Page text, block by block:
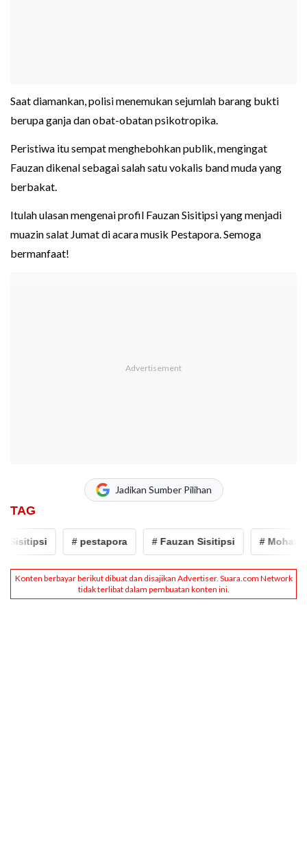
Saat diamankan, polisi menemukan sejumlah barang bukti
berupa ganja dan obat-obatan psikotropika.
Peristiwa itu sempat menghebohkan publik, mengingat
Fauzan dikenal sebagai salah satu vokalis band muda yang
berbakat.
Itulah ulasan mengenai profil Fauzan Sisitipsi yang menjadi
muazin salat Jumat di acara musik Pestapora. Semoga
bermanfaat!
Jadikan Sumber Pilihan
TAG
# pestapora # Fauzan Sisitipsi #